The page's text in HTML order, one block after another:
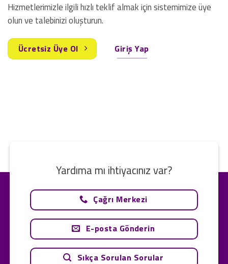
Hizmetlerimizle ilgili hızlı teklif almak için sistemimize üye
olun ve talebinizi oluşturun.
Ücretsiz Üye Ol Giriş Yap
Yardıma mı ihtiyacınız var?
Çağrı Merkezi
E-posta Gönderin
Sıkça Sorulan Sorular